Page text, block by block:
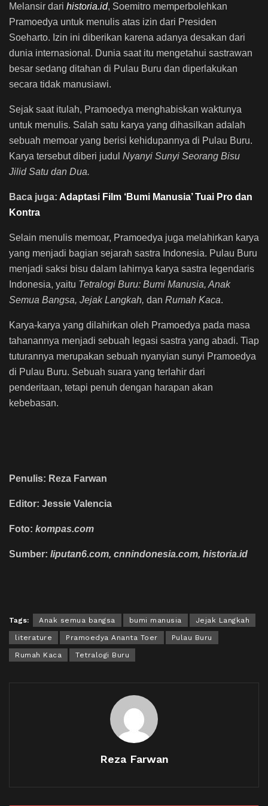
Melansir dari historia.id, Soemitro memperbolehkan
Pramoedya untuk menulis atas izin dari Presiden
Soeharto. Izin ini diberikan karena adanya desakan dari
dunia internasional. Dunia saat itu mengetahui sastrawan
besar sedang ditahan di Pulau Buru dan diperlakukan
secara tidak manusiawi.
Sejak saat itulah, Pramoedya menghabiskan waktunya
untuk menulis. Salah satu karya yang dihasilkan adalah
sebuah memoar yang berisi kehidupannya di Pulau Buru.
Karya tersebut diberi judul Nyanyi Sunyi Seorang Bisu
Jilid Satu dan Dua.
Baca juga: Adaptasi Film ‘Bumi Manusia’ Tuai Pro dan
Kontra
Selain menulis memoar, Pramoedya juga melahirkan karya
yang menjadi bagian sejarah sastra Indonesia. Pulau Buru
menjadi saksi bisu dalam lahirnya karya sastra legendaris
Indonesia, yaitu Tetralogi Buru: Bumi Manusia, Anak
Semua Bangsa, Jejak Langkah, dan Rumah Kaca.
Karya-karya yang dilahirkan oleh Pramoedya pada masa
tahanannya menjadi sebuah legasi sastra yang abadi. Tiap
tuturannya merupakan sebuah nyanyian sunyi Pramoedya
di Pulau Buru. Sebuah suara yang terlahir dari
penderitaan, tetapi penuh dengan harapan akan
kebebasan.
Penulis: Reza Farwan
Editor: Jessie Valencia
Foto: kompas.com
Sumber: liputan6.com, cnnindonesia.com, historia.id
Tags: Anak semua bangsa bumi manusia Jejak Langkah
literature Pramoedya Ananta Toer Pulau Buru
Rumah Kaca Tetralogi Buru
Reza Farwan